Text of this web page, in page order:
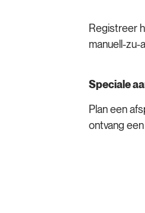
Registreer
manuell-zu-
Speciale
Plan een
ontvang